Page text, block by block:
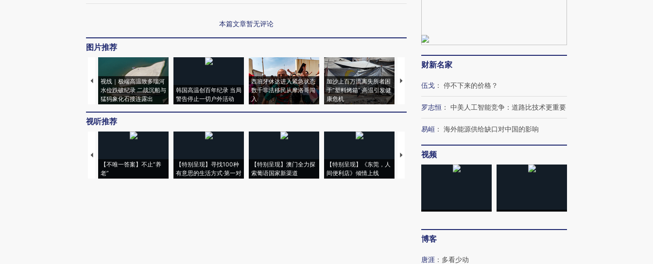
本篇文章暂无评论
图片推荐
视线｜极端高温致多瑙河
水位跌破纪录 二战沉船与
猛犸象化石接连露出
韩国高温创百年纪录 当局
警告停止一切户外活动
西班牙休达进入紧急状态
数千非法移民从摩洛哥闯
入
加沙上百万流离失所者困
于“塑料烤箱” 高温引发健
康危机
视线｜HYROX的吸金
术：是什么让中产们甘
心“花钱找虐”？
马航飞行员跨国走私7万
粒摇头丸 尿检体内含3种
毒品
育部长拱下台
视听推荐
【不唯一答案】不止“养
老”
【特别呈现】寻找100种
有意思的生活方式·第一对
【特别呈现】澳门全力探
索葡语国家新渠道
【特别呈现】《东莞，人
间便利店》倾情上线
【推广】走进第四届链博
会，让数智科技“链”接产
【特别呈现】寻找100种
有意思的生活方式·第三对
CFO：不靠规模取胜，华
财新名家
伍戈 ： 停不下来的价格？
罗志恒 ： 中美人工智能竞争：道路比技术更重要
易峘 ： 海外能源供给缺口对中国的影响
视频
博客
唐涯 ： 多看少动